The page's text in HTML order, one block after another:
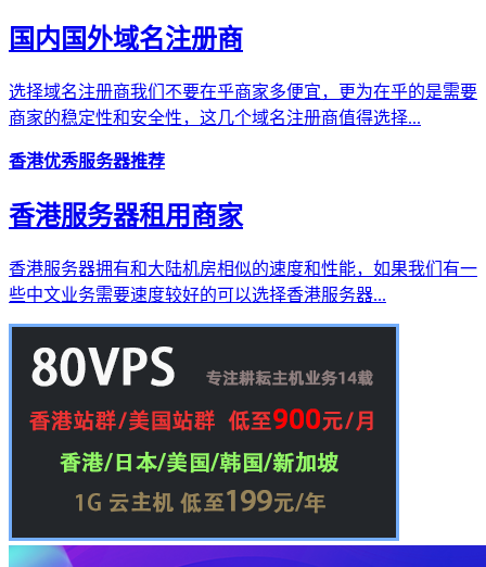
国内国外域名注册商
选择域名注册商我们不要在乎商家多便宜，更为在乎的是需要
商家的稳定性和安全性，这几个域名注册商值得选择...
香港优秀服务器推荐
香港服务器租用商家
香港服务器拥有和大陆机房相似的速度和性能，如果我们有一
些中文业务需要速度较好的可以选择香港服务器...